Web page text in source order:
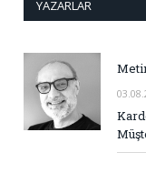
YAZARLAR